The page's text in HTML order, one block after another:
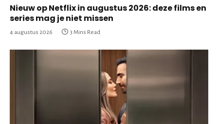
Nieuw op Netflix in augustus 2026: deze films en
series mag je niet missen
4 augustus 2026 3 Mins Read